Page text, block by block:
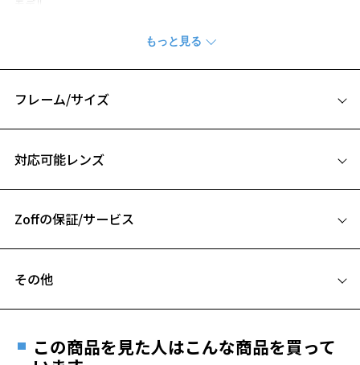
お気に入り
もオススメのフレームです。
【カラー】
さりげないアクセントに有効なピンク、肌なじみの良いブラウン2色、
さらにテンプルには素材は航空機にも使用されるスーパーエンジニア
軽いだけではなく、しなやかで壊れにくさを実現。
レームです。
フレーム/サイズ
B ブリッジ(鼻部分)の横幅：19mm
対応可能レンズ
フレームとレンズの合計料金を知りたい方へ
Zoffの保証/サービス
安心1 フレーム１年間品質保証
その他
ご希望のお客さまは、「レンズ交換券」をお選びのうえ、
最寄りのZoff実店舗にてレンズをお買い求めください。
この商品を見た人はこんな商品を買って